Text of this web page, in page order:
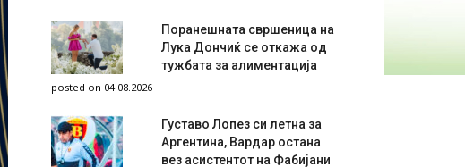
Поранешната свршеница на
Лука Дончиќ се откажа од
тужбата за алиментација
posted on 04.08.2026
Густаво Лопез си летна за
Аргентина, Вардар остана
вез асистентот на Фабијани